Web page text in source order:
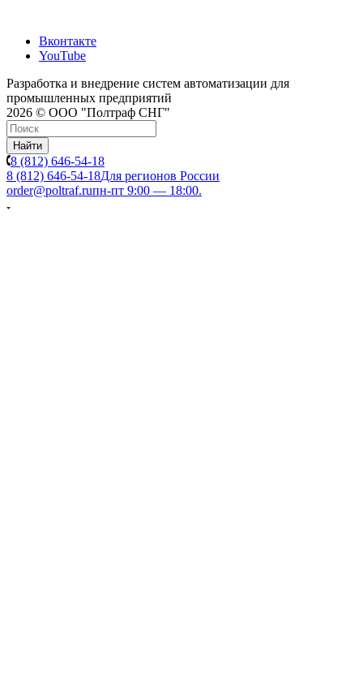
Вконтакте
YouTube
Разработка и внедрение систем автоматизации для
промышленных предприятий
2026 © ООО "Полтраф СНГ"
Найти
8 (812) 646-54-18
8 (812) 646-54-18Для регионов России
order@poltraf.ruпн-пт 9:00 — 18:00.